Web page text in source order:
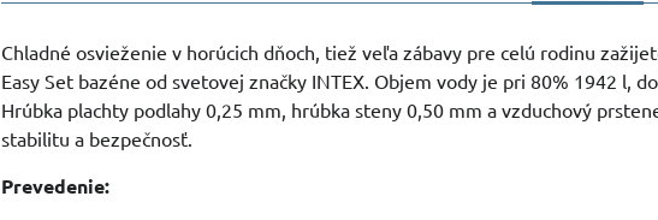
Chladné osvieženie v horúcich dňoch, tiež veľa zábavy pre celú rodinu
Easy Set bazéne od svetovej značky INTEX. Objem vody je pri 80% 1942 l,
Hrúbka plachty podlahy 0,25 mm, hrúbka steny 0,50 mm a vzduchový
stabilitu a bezpečnosť.
Prevedenie: